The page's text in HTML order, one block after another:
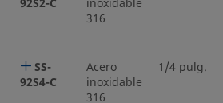
92S2-C
inoxidable
316
SS-
92S4-C
Acero
inoxidable
316
1/4 pulg.